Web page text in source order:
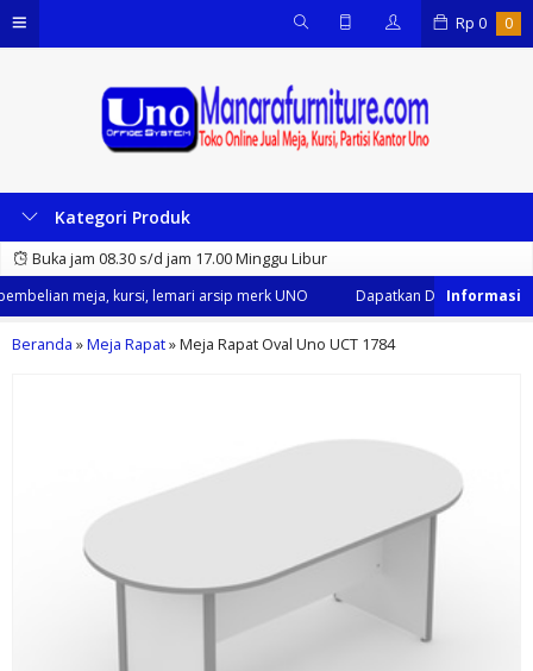
Rp 0 0
Kategori Produk
Buka jam 08.30 s/d jam 17.00 Minggu Libur
meja, kursi, lemari arsip merk UNO
Dapatkan Diskon 35%
Beranda »Meja Rapat»Meja Rapat Oval Uno UCT 1784